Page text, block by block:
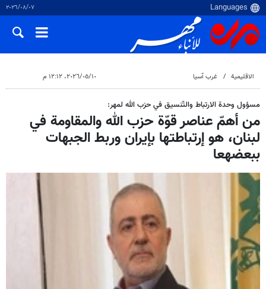
٠٧‏/٠٨‏/٢٠٢٦
الاقلیمیة غرب آسیا ١٠‏/٠٥‏/٢٠٢٦، ١٢:١٢ م
مسؤول وحدة الارتباط والتّنسيق في حزب الله​ لمهر:
من أهمّ عناصر قوّة حزب الله والمقاومة في
لبنان، هو إرتباطتها بإيران وربط الجبهات
ببعضهعا